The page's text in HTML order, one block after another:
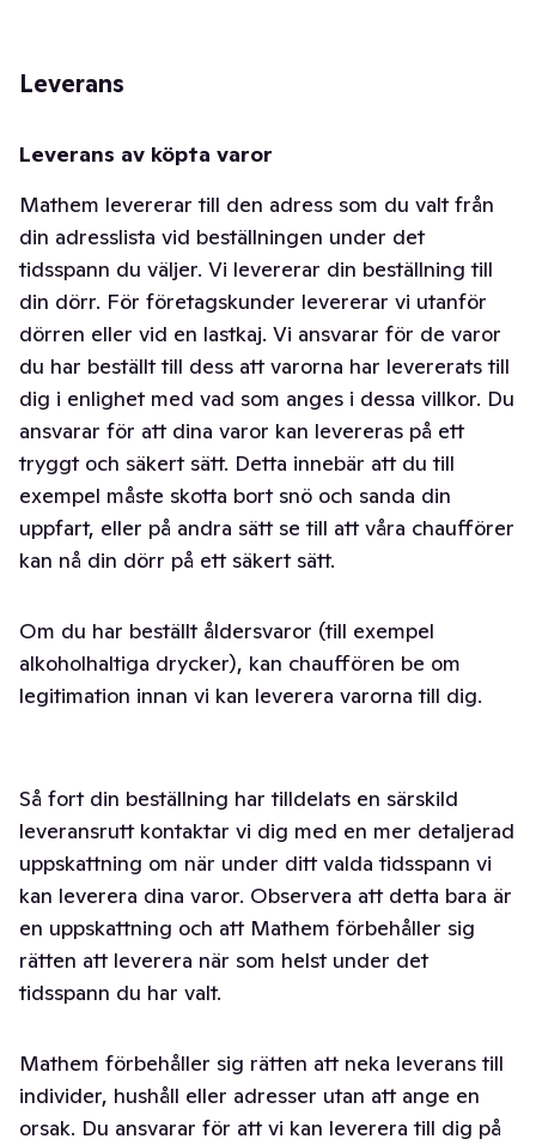
Leverans
Leverans av köpta varor
Mathem levererar till den adress som du valt från
din adresslista vid beställningen under det
tidsspann du väljer. Vi levererar din beställning till
din dörr. För företagskunder levererar vi utanför
dörren eller vid en lastkaj. Vi ansvarar för de varor
du har beställt till dess att varorna har levererats till
dig i enlighet med vad som anges i dessa villkor. Du
ansvarar för att dina varor kan levereras på ett
tryggt och säkert sätt. Detta innebär att du till
exempel måste skotta bort snö och sanda din
uppfart, eller på andra sätt se till att våra chaufförer
kan nå din dörr på ett säkert sätt.
Om du har beställt åldersvaror (till exempel
alkoholhaltiga drycker), kan chauffören be om
legitimation innan vi kan leverera varorna till dig.
Så fort din beställning har tilldelats en särskild
leveransrutt kontaktar vi dig med en mer detaljerad
uppskattning om när under ditt valda tidsspann vi
kan leverera dina varor. Observera att detta bara är
en uppskattning och att Mathem förbehåller sig
rätten att leverera när som helst under det
tidsspann du har valt.
Mathem förbehåller sig rätten att neka leverans till
individer, hushåll eller adresser utan att ange en
orsak. Du ansvarar för att vi kan leverera till dig på